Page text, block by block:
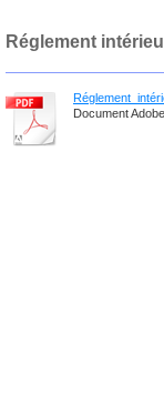
Réglement
Document